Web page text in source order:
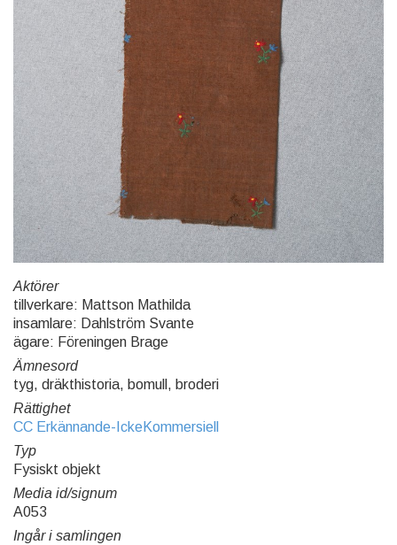
Aktörer
tillverkare: Mattson Mathilda
insamlare: Dahlström Svante
ägare: Föreningen Brage
Ämnesord
tyg, dräkthistoria, bomull, broderi
Rättighet
CC Erkännande-IckeKommersiell
Typ
Fysiskt objekt
Media id/signum
A053
Ingår i samlingen